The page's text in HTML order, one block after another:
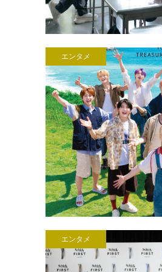
エンタメ
エンタメ